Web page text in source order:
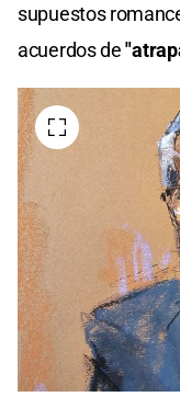
supuestos
acuerdos de